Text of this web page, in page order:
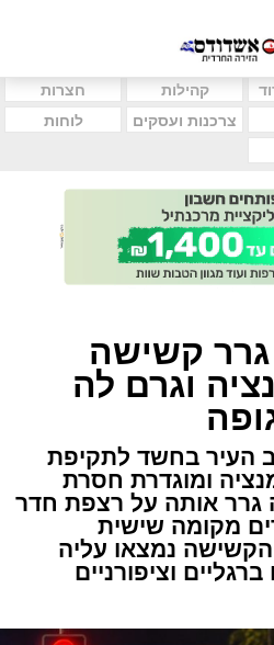
קהילות
חצרות
צרכנות ועסקים
לוחות
קשישה
וגרם לה
העיר בחשד לתקיפת
ומוגדרת חסרת
גרר אותה על רצפת חדר
מקומה שישית
נמצאו עליה
וציפורניים